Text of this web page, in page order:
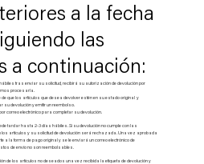
a la fecha
las
a continuación:
hábiles tras enviar su solicitud, recibirá su autorización de devolución por
procesarla.
que los artículos que desea devolver estén en su estado original y
su devolución y emitir un reembolso.
correo electrónico para completar su devolución.
tardar hasta 2-3 días hábiles. Si su devolución no cumple con las
los artículos y su solicitud de devolución será rechazada. Una vez aprobada
a la forma de pago original y se le enviará un correo electrónico de
de envío no son reembolsables.
de los artículos no deseados una vez recibida la etiqueta de devolución y